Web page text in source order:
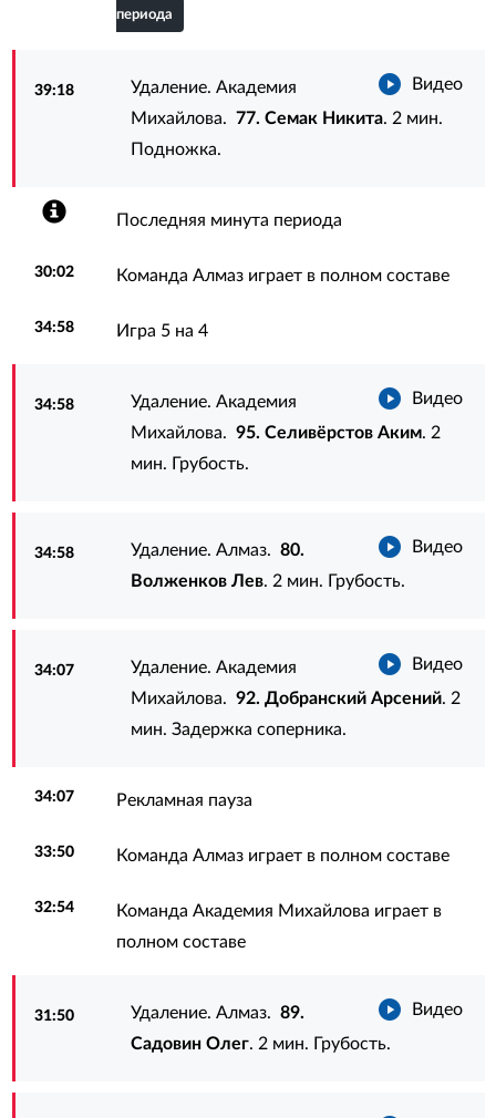
периода
39:18 Видео
Удаление. Академия
Михайлова.77. Семак Никита. 2 мин.
Подножка.
Последняя минута периода
30:02 Команда Алмаз играет в полном составе
34:58 Игра 5 на 4
34:58 Видео
Удаление. Академия
Михайлова.95. Селивёрстов Аким. 2
мин. Грубость.
34:58 Видео
Удаление. Алмаз.80.
Волженков Лев. 2 мин. Грубость.
34:07 Видео
Удаление. Академия
Михайлова.92. Добранский Арсений. 2
мин. Задержка соперника.
34:07 Рекламная пауза
33:50 Команда Алмаз играет в полном составе
32:54
Команда Академия Михайлова играет в
полном составе
31:50 Видео
Удаление. Алмаз.89.
Садовин Олег. 2 мин. Грубость.